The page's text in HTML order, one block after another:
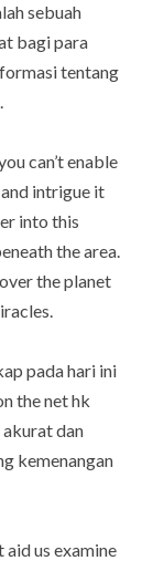
sebuah
bagi para
tentang
can’t enable
intrigue it
into this
the area.
the planet
pada hari ini
the net hk
dan
kemenangan
us examine